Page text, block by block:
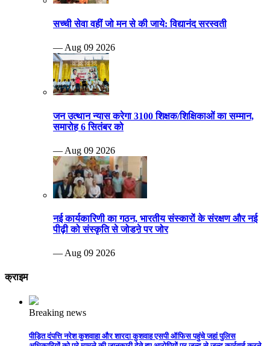
सच्ची सेवा वहीं जो मन से की जाये: विद्यानंद सरस्वती
— Aug 09 2026
जन उत्थान न्यास करेगा 3100 शिक्षक/शिक्षिकाओं का सम्मान,
समारोह 6 सितंबर को
— Aug 09 2026
नई कार्यकारिणी का गठन, भारतीय संस्कारों के संरक्षण और नई
पीढ़ी को संस्कृति से जोडऩे पर जोर
— Aug 09 2026
क्राइम
Breaking news
पीड़ित दंपत्ति नरेश कुशवाहा और शारदा कुशवाह एसपी ऑफिस पहुंचे जहां पुलिस